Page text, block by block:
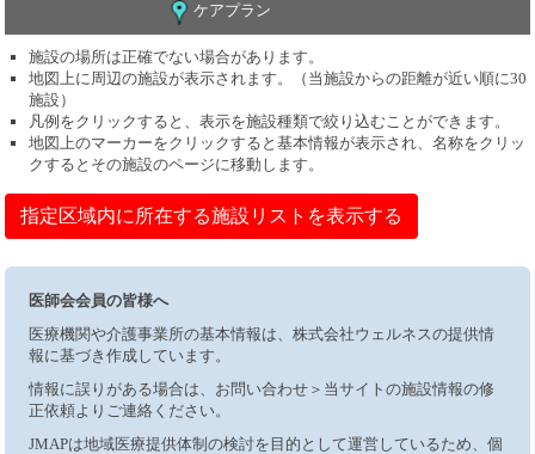
ケアプラン
施設の場所は正確でない場合があります。
地図上に周辺の施設が表示されます。（当施設からの距離が近い順に30
施設）
凡例をクリックすると、表示を施設種類で絞り込むことができます。
地図上のマーカーをクリックすると基本情報が表示され、名称をクリッ
クするとその施設のページに移動します。
指定区域内に所在する施設リストを表示する
医師会会員の皆様へ
医療機関や介護事業所の基本情報は、株式会社ウェルネスの提供情
報に基づき作成しています。
情報に誤りがある場合は、お問い合わせ＞当サイトの施設情報の修
正依頼よりご連絡ください。
JMAPは地域医療提供体制の検討を目的として運営しているため、個